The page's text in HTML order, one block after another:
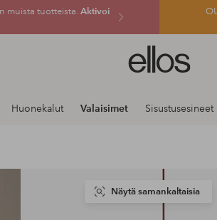
muista tuotteista. Aktivoi
Ellos-
logo
siirry
Huonekalut Valaisimet Sisustusesineet
Näytä samankaltaisia